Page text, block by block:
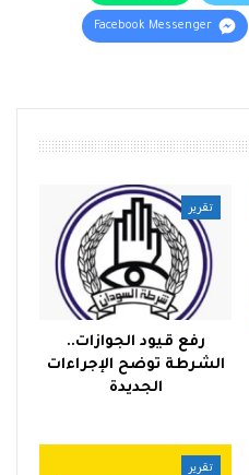
Facebook Messenger
تقرير
رفع قيود الجوازات..
الشرطة توضح الإجراءات
الجديدة
تقرير